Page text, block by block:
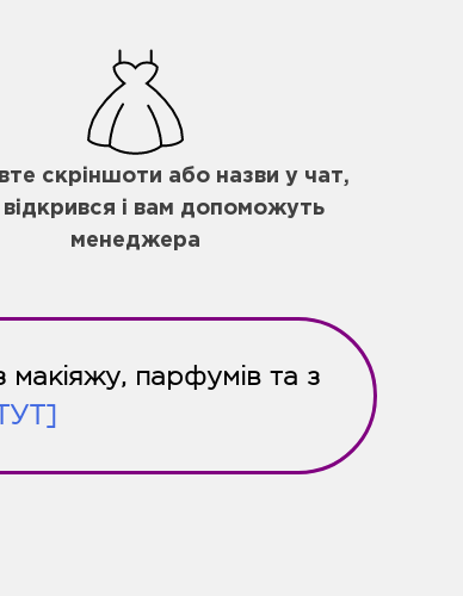
скріншоти або назви у чат,
відкрився і вам допоможуть
менеджера
макіяжу, парфумів та з